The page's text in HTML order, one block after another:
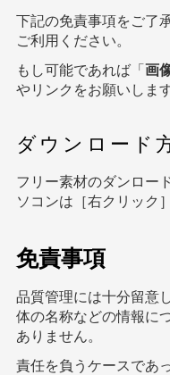
下記の免責事項をご了
ご利用ください。
もし可能であれば「画
やリンクをお願いします
ダウンロード
フリー素材のダンロー
ソコンは［右クリック
免責事項
品質管理には十分留意
体の名称などの情報に
ありません。
責任を負うケースであ